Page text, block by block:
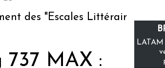
Littéraires", la première
737 MAX :